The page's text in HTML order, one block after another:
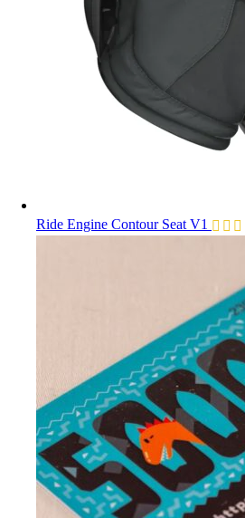
Ride Engine Contour Seat V1